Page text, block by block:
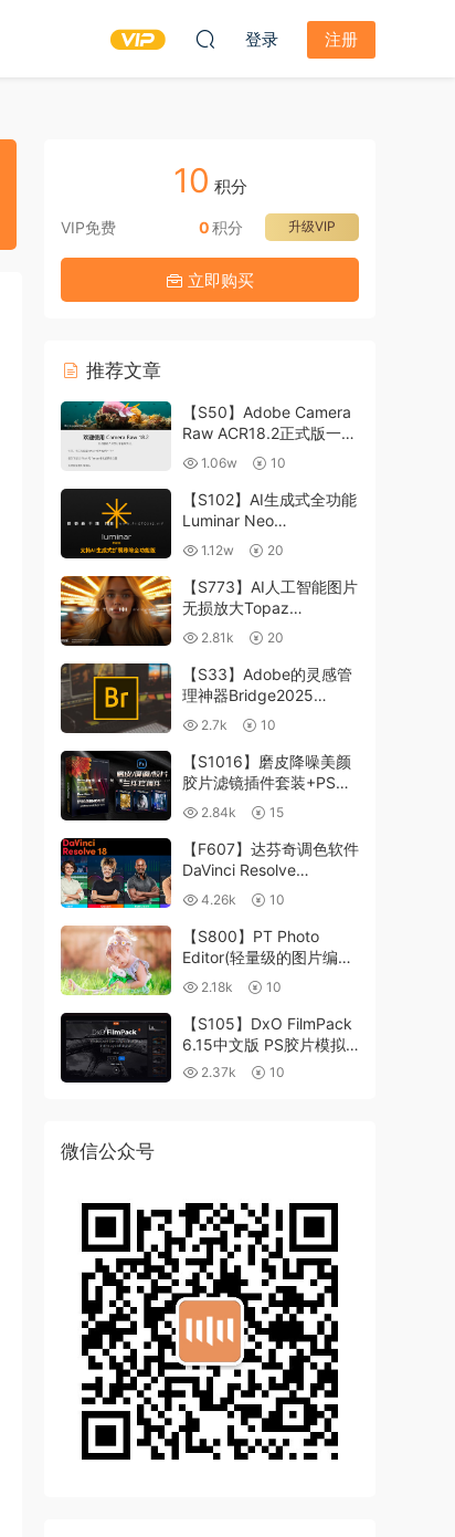
登录 注册
10 积分
VIP免费 升级VIP
0积分
立即购买
推荐文章
【S50】Adobe Camera
Raw ACR18.2正式版一键
升级包 ACR最新升级包
支持WIN和MAC
1.06w 10
【S102】AI生成式全功能
Luminar Neo
1.24.4(x64)超强修图插件
中文版WIN+MAC含400
个预设
1.12w 20
【S773】AI人工智能图片
无损放大Topaz
Gigapixel AI 8.4.0.1b照
片模糊清晰 PS插件+独立
版 WIN/MAC
2.81k 20
【S33】Adobe的灵感管
理神器Bridge2025
15.0.3 WIN系统 右键可
进入ACR
2.7k 10
【S1016】磨皮降噪美颜
胶片滤镜插件套装+PS动
作 Imagenomic
Professional Plugin Suite
v2027 Win汉化中文版
2.84k 15
【F607】达芬奇调色软件
DaVinci Resolve
Studio18.6Win、Mac 中
文/英文
4.26k 10
【S800】PT Photo
Editor(轻量级的图片编辑
工具)5.10.3汉化版 WIN
2.18k 10
【S105】DxO FilmPack
6.15中文版 PS胶片模拟
滤镜支持WIN/MAC
2.37k 10
微信公众号